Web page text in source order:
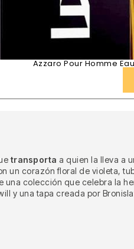
Azzaro Pour Homme
transporta a quien la lleva a
un corazón floral de violeta,
una colección que celebra la
y una tapa creada por